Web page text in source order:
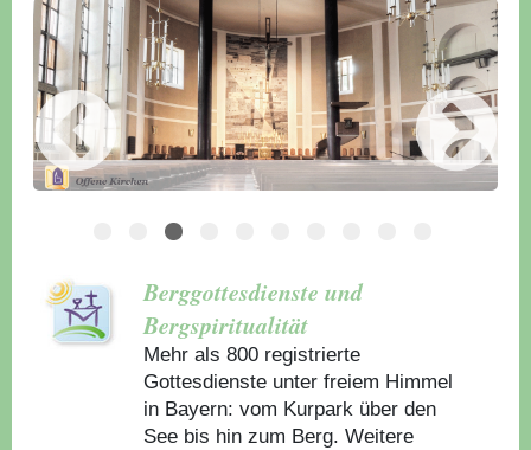
Slider Icon
Bild
Häuser für Gruppen
Berggottesdienste und
Bergspiritualität
Mehr als 800 registrierte
Gottesdienste unter freiem Himmel
in Bayern: vom Kurpark über den
See bis hin zum Berg. Weitere